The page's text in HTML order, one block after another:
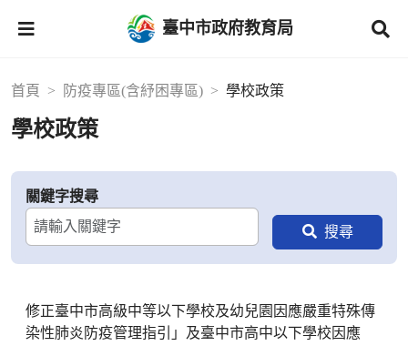
臺中市政府教育局
首頁 防疫專區(含紓困專區) 學校政策
學校政策
關鍵字搜尋
修正臺中市高級中等以下學校及幼兒園因應嚴重特殊傳
染性肺炎防疫管理指引」及臺中市高中以下學校因應